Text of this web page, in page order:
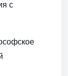
с